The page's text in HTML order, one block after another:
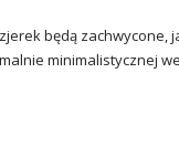
będą zachwycone,
minimalistycznej